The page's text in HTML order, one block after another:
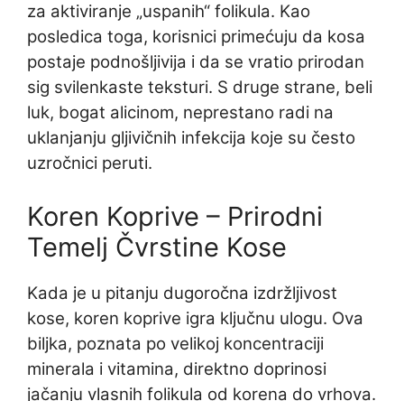
za aktiviranje „uspanih“ folikula. Kao
posledica toga, korisnici primećuju da kosa
postaje podnošljivija i da se vratio prirodan
sig svilenkaste teksturi. S druge strane, beli
luk, bogat alicinom, neprestano radi na
uklanjanju gljivičnih infekcija koje su često
uzročnici peruti.
Koren Koprive – Prirodni
Temelj Čvrstine Kose
Kada je u pitanju dugoročna izdržljivost
kose, koren koprive igra ključnu ulogu. Ova
biljka, poznata po velikoj koncentraciji
minerala i vitamina, direktno doprinosi
jačanju vlasnih folikula od korena do vrhova.